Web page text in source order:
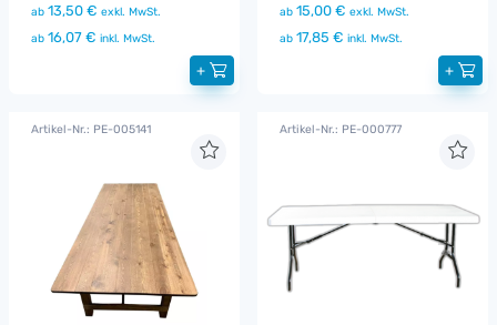
ab 13,50 € exkl. MwSt.
ab 16,07 € inkl. MwSt.
+
ab 15,00 € exkl. MwSt.
ab 17,85 € inkl. MwSt.
+
Artikel-Nr.: PE-005141 Artikel-Nr.: PE-000777